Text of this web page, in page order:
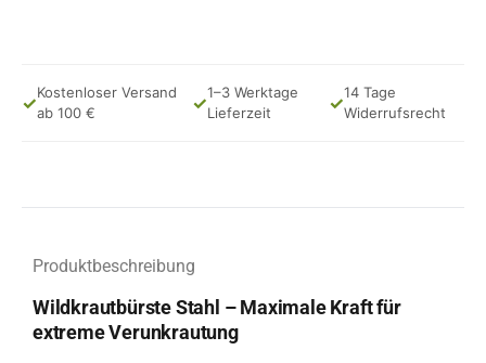
✓Kostenloser Versand
ab 100 €
✓1–3 Werktage
Lieferzeit
✓14 Tage
Widerrufsrecht
Produktbeschreibung
Wildkrautbürste Stahl – Maximale Kraft für
extreme Verunkrautung